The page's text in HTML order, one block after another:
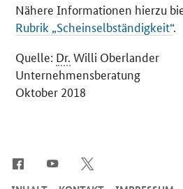
Nähere Informationen hierzu
Rubrik „Scheinselbständigkeit“.
Quelle: Dr. Willi Oberlander
Unternehmensberatung
Oktober 2018